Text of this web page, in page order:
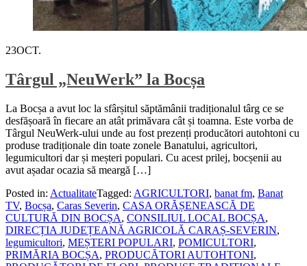
23OCT.
Târgul „NeuWerk” la Bocșa
La Bocșa a avut loc la sfârșitul săptămânii tradiționalul târg ce se
desfășoară în fiecare an atât primăvara cât și toamna. Este vorba de
Târgul NeuWerk-ului unde au fost prezenți producători autohtoni cu
produse tradiționale din toate zonele Banatului, agricultori,
legumicultori dar și meșteri populari. Cu acest prilej, bocșenii au
avut așadar ocazia să meargă […]
Posted in: ActualitateTagged: AGRICULTORI, banat fm, Banat
TV, Bocșa, Caras Severin, CASA ORĂȘENEASCĂ DE
CULTURĂ DIN BOCȘA, CONSILIUL LOCAL BOCȘA,
DIRECȚIA JUDEȚEANĂ AGRICOLĂ CARAȘ-SEVERIN,
legumicultori, MEȘTERI POPULARI, POMICULTORI,
PRIMĂRIA BOCȘA, PRODUCĂTORI AUTOHTONI,